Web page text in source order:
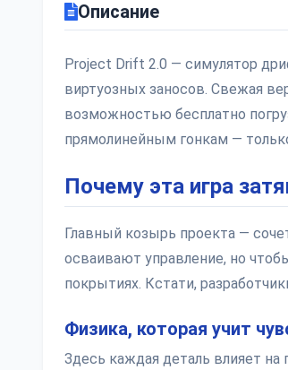
Описание
Project Drift 2.0 — симулятор
виртуозных заносов. Свежая
возможностью бесплатно
прямолинейным гонкам —
Почему эта игра
Главный козырь проекта —
осваивают управление, но
покрытиях. Кстати,
Физика, которая учит
Здесь каждая деталь влияет